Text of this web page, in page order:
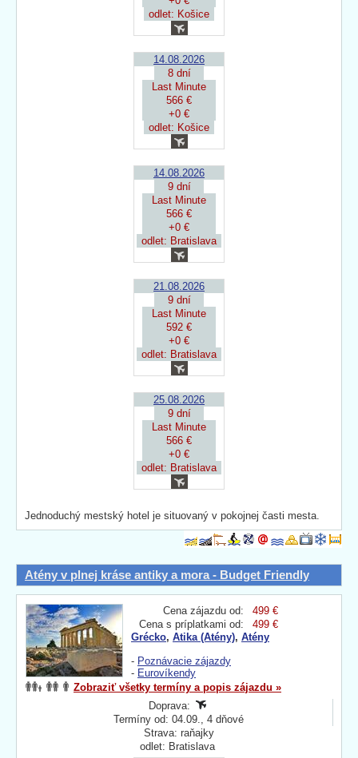
odlet: Košice
14.08.2026
8 dní
Last Minute
566 €
+0 €
odlet: Košice
14.08.2026
9 dní
Last Minute
566 €
+0 €
odlet: Bratislava
21.08.2026
9 dní
Last Minute
592 €
+0 €
odlet: Bratislava
25.08.2026
9 dní
Last Minute
566 €
+0 €
odlet: Bratislava
Jednoduchý mestský hotel je situovaný v pokojnej časti mesta.
Atény v plnej kráse antiky a mora - Budget Friendly
Cena zájazdu od:
499 €
Cena s príplatkami od:
499 €
Grécko, Atika (Atény), Atény
- Poznávacie zájazdy
- Eurovíkendy
Zobraziť všetky termíny a popis zájazdu »
Doprava:
Termíny od: 04.09., 4 dňové
Strava: raňajky
odlet: Bratislava